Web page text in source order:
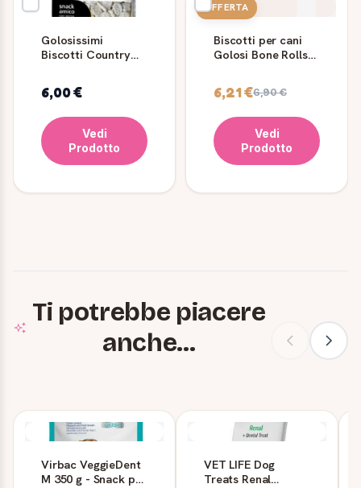
Golosissimi
Biscotti Country
GOLOSI
6,00 €
Vedi
Prodotto
OFFERTA
Biscotti per cani
Golosi Bone Rolls
6,21 €6,90 €
Vedi
Prodotto
Ti potrebbe piacere
anche...
Virbac VeggieDent
M 350 g - Snack per
VET LIFE Dog
Treats Renal